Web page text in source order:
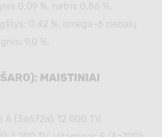
0,09 %, natris 0,86 %,
0,42 %, omega-6 riebalų
9,0 %.
MAISTINIAI
(3a672a): 12 000 TV,